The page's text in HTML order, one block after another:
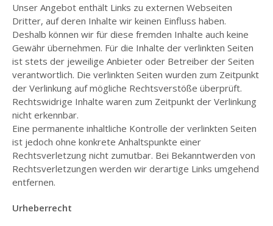
Unser Angebot enthält Links zu externen Webseiten
Dritter, auf deren Inhalte wir keinen Einfluss haben.
Deshalb können wir für diese fremden Inhalte auch keine
Gewähr übernehmen. Für die Inhalte der verlinkten Seiten
ist stets der jeweilige Anbieter oder Betreiber der Seiten
verantwortlich. Die verlinkten Seiten wurden zum Zeitpunkt
der Verlinkung auf mögliche Rechtsverstöße überprüft.
Rechtswidrige Inhalte waren zum Zeitpunkt der Verlinkung
nicht erkennbar.
Eine permanente inhaltliche Kontrolle der verlinkten Seiten
ist jedoch ohne konkrete Anhaltspunkte einer
Rechtsverletzung nicht zumutbar. Bei Bekanntwerden von
Rechtsverletzungen werden wir derartige Links umgehend
entfernen.
Urheberrecht